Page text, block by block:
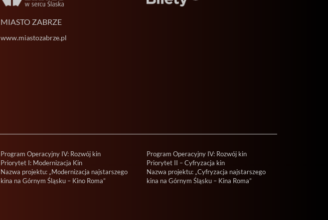
MIASTO ZABRZE
www.miastozabrze.pl
Program Operacyjny IV: Rozwój kin
Priorytet I: Modernizacja Kin
Nazwa projektu: „Modernizacja najstarszego
kina na Górnym Śląsku – Kino Roma”
Program Operacyjny IV: Rozwój kin
Priorytet II – Cyfryzacja kin
Nazwa projektu: „Cyfryzacja najstarszego
kina na Górnym Śląsku – Kina Roma”